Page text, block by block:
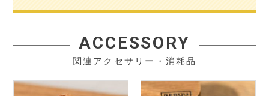
ACCESSORY
関連アクセサリー・消耗品